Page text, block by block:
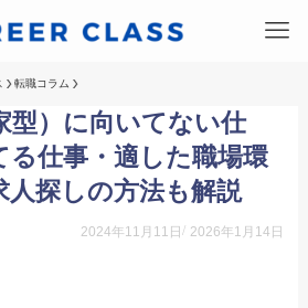
転職コラム
型）に向いてない仕
る仕事・適した職場環
人探しの方法も解説
2024年11月11日 2026年1月14日